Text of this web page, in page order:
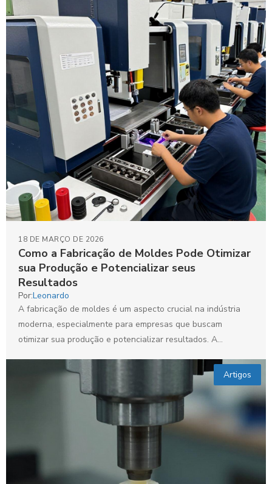
Como a Fabricação de Moldes Pode Otimizar
sua Produção e Potencializar seus
Resultados
18 DE MARÇO DE 2026
Por:Leonardo
A fabricação de moldes é um aspecto crucial na indústria
moderna, especialmente para empresas que buscam
otimizar sua produção e potencializar resultados. A
Artigos